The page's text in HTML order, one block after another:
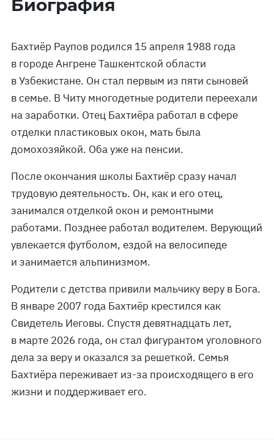
Биография
Бахтиёр Раупов родился 15 апреля 1988 года
в городе Ангрене Ташкентской области
в Узбекистане. Он стал первым из пяти сыновей
в семье. В Читу многодетные родители переехали
на заработки. Отец Бахтиёра работал в сфере
отделки пластиковых окон, мать была
домохозяйкой. Оба уже на пенсии.
После окончания школы Бахтиёр сразу начал
трудовую деятельность. Он, как и его отец,
занимался отделкой окон и ремонтными
работами. Позднее работал водителем. Верующий
увлекается футболом, ездой на велосипеде
и занимается альпинизмом.
Родители с детства привили мальчику веру в Бога.
В январе 2007 года Бахтиёр крестился как
Свидетель Иеговы. Спустя девятнадцать лет,
в марте 2026 года, он стал фигурантом уголовного
дела за веру и оказался за решеткой. Семья
Бахтиёра переживает из-за происходящего в его
жизни и поддерживает его.